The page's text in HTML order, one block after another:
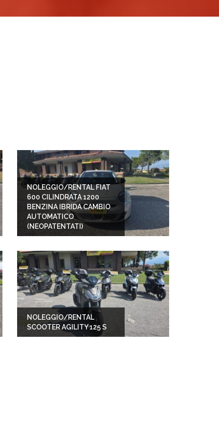
NOLEGGIO/RENTAL FIAT
600 CILINDRATA 1200
BENZINA IBRIDA CAMBIO
AUTOMATICO
(NEOPATENTATI)
NOLEGGIO/RENTAL
SCOOTER AGILITY 125 S